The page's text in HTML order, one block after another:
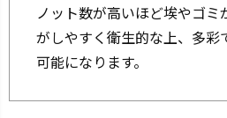
ノット数が高いほど埃やゴ
がしやすく衛生的な上、多彩
可能になります。